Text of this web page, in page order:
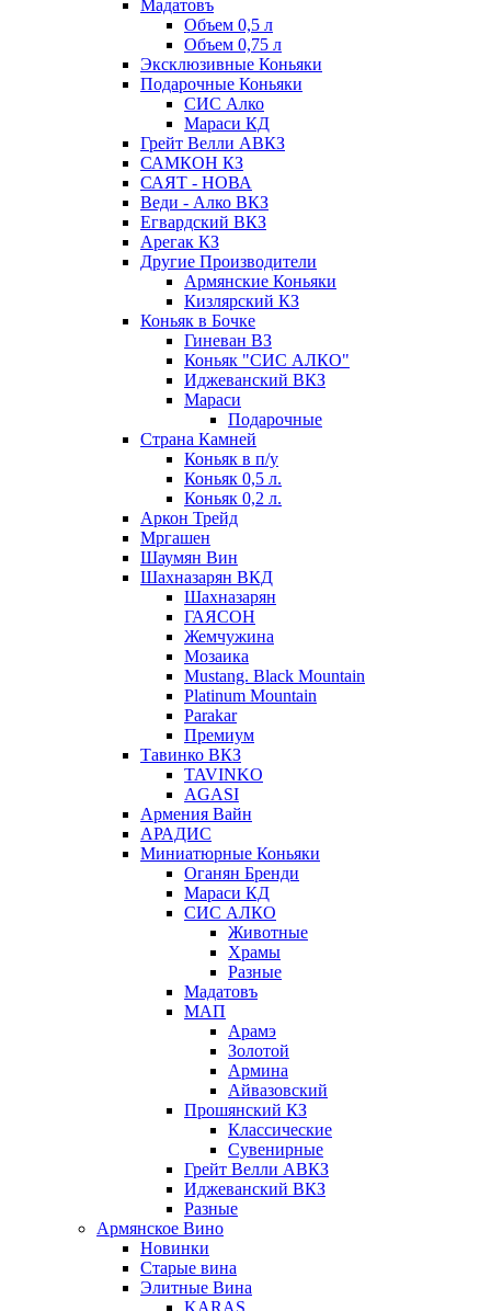
Мадатовъ
Объем 0,5 л
Объем 0,75 л
Эксклюзивные Коньяки
Подарочные Коньяки
СИС Алко
Мараси КД
Грейт Велли АВКЗ
САМКОН КЗ
САЯТ - НОВА
Веди - Алко ВКЗ
Егвардский ВКЗ
Арегак КЗ
Другие Производители
Армянские Коньяки
Кизлярский КЗ
Коньяк в Бочке
Гиневан ВЗ
Коньяк "СИС АЛКО"
Иджеванский ВКЗ
Мараси
Подарочные
Страна Камней
Коньяк в п/у
Коньяк 0,5 л.
Коньяк 0,2 л.
Аркон Трейд
Мргашен
Шаумян Вин
Шахназарян ВКД
Шахназарян
ГАЯСОН
Жемчужина
Мозаика
Mustang. Black Mountain
Platinum Mountain
Parakar
Премиум
Тавинко ВКЗ
TAVINKO
AGASI
Армения Вайн
АРАДИС
Миниатюрные Коньяки
Оганян Бренди
Мараси КД
СИС АЛКО
Животные
Храмы
Разные
Мадатовъ
МАП
Арамэ
Золотой
Армина
Айвазовский
Прошянский КЗ
Классические
Сувенирные
Грейт Велли АВКЗ
Иджеванский ВКЗ
Разные
Армянское Вино
Новинки
Старые вина
Элитные Вина
KARAS